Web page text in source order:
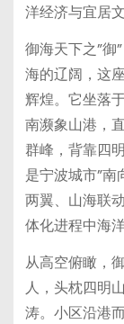
洋经济与宜居
御海天下之”
海的辽阔，这
辉煌。它坐落
南濒象山港，
群峰，背靠四
是宁波城市”南
两翼、山海联
体化进程中海
从高空俯瞰，
人，头枕四明
涛。小区沿港